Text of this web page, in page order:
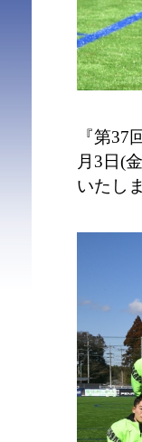
『第
月3日(
いたし